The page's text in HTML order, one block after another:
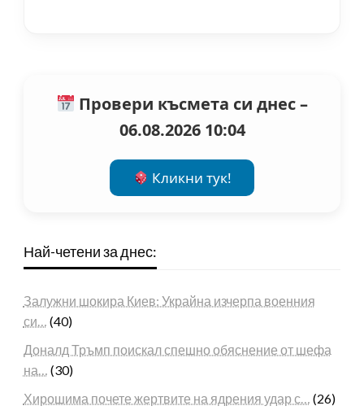
Провери късмета си днес –
06.08.2026 10:04
Кликни тук!
Най-четени за днес:
Залужни шокира Киев: Украйна изчерпа военния
си… (40)
Доналд Тръмп поискал спешно обяснение от шефа
на… (30)
Хирошима почете жертвите на ядрения удар с… (26)